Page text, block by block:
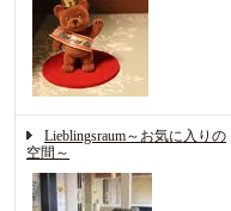
Lieblingsraum～お気に入りの
空間～